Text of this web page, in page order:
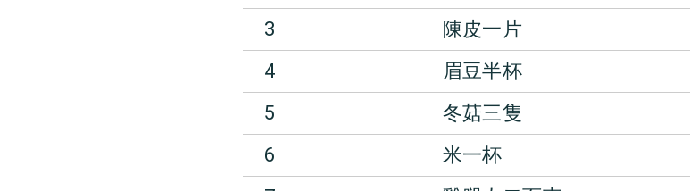
3
陳皮一片
4
眉豆半杯
5
冬菇三隻
6
米一杯